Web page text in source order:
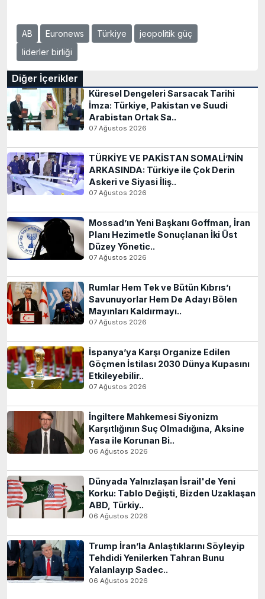
AB Euronews Türkiye
jeopolitik güç
liderler birliği
Diğer İçerikler
Küresel Dengeleri Sarsacak Tarihi
İmza: Türkiye, Pakistan ve Suudi
Arabistan Ortak Sa..
07 Ağustos 2026
TÜRKİYE VE PAKİSTAN SOMALİ’NİN
ARKASINDA: Türkiye ile Çok Derin
Askeri ve Siyasi İliş..
07 Ağustos 2026
Mossad’ın Yeni Başkanı Goffman, İran
Planı Hezimetle Sonuçlanan İki Üst
Düzey Yönetic..
07 Ağustos 2026
Rumlar Hem Tek ve Bütün Kıbrıs’ı
Savunuyorlar Hem De Adayı Bölen
Mayınları Kaldırmayı..
07 Ağustos 2026
İspanya’ya Karşı Organize Edilen
Göçmen İstilası 2030 Dünya Kupasını
Etkileyebilir..
07 Ağustos 2026
İngiltere Mahkemesi Siyonizm
Karşıtlığının Suç Olmadığına, Aksine
Yasa ile Korunan Bi..
06 Ağustos 2026
Dünyada Yalnızlaşan İsrail'de Yeni
Korku: Tablo Değişti, Bizden Uzaklaşan
ABD, Türkiy..
06 Ağustos 2026
Trump İran’la Anlaştıklarını Söyleyip
Tehdidi Yenilerken Tahran Bunu
Yalanlayıp Sadec..
06 Ağustos 2026